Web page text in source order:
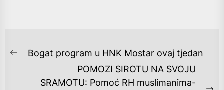
NAVIGACIJA
Previous
Bogat program u HNK Mostar ovaj tjedan
POMOZI SIROTU NA SVOJU
SRAMOTU: Pomoć RH muslimanima-